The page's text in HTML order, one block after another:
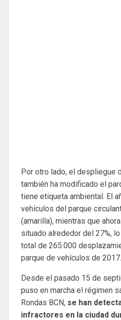
Por otro lado, el despliegue
también ha modificado el
tiene etiqueta ambiental. El
vehículos del parque
(amarilla), mientras que
situado alrededor del 27%,
total de 265.000
parque de vehículos de 2017.
Desde el pasado 15 de
puso en marcha el régimen
Rondas BCN, se han
infractores en la ciudad